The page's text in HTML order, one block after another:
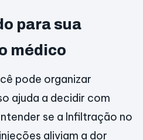
para sua
médico
pode organizar
ajuda a decidir com
se a Infiltração no
aliviam a dor